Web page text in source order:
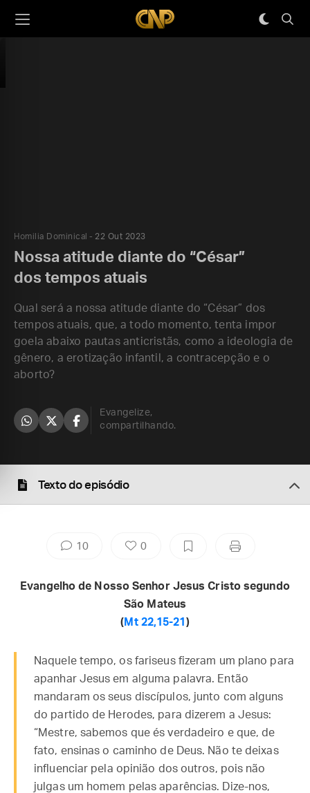
Homilia Dominical 22 Out 2023
Nossa atitude diante do “César”
dos tempos atuais
Qual será a nossa atitude diante do “César” dos
tempos atuais, que, a todo momento, tenta impor
goela abaixo pautas anticristãs, como a ideologia de
gênero, a erotização infantil, a contracepção e o
aborto?
Evangelize,
compartilhando.
Texto do episódio
10 0
Evangelho de Nosso Senhor Jesus Cristo segundo
São Mateus
( Mt 22,15-21 )
Naquele tempo, os fariseus fizeram um plano para
apanhar Jesus em alguma palavra. Então
mandaram os seus discípulos, junto com alguns
do partido de Herodes, para dizerem a Jesus:
“Mestre, sabemos que és verdadeiro e que, de
fato, ensinas o caminho de Deus. Não te deixas
influenciar pela opinião dos outros, pois não
julgas um homem pelas aparências. Dize-nos,